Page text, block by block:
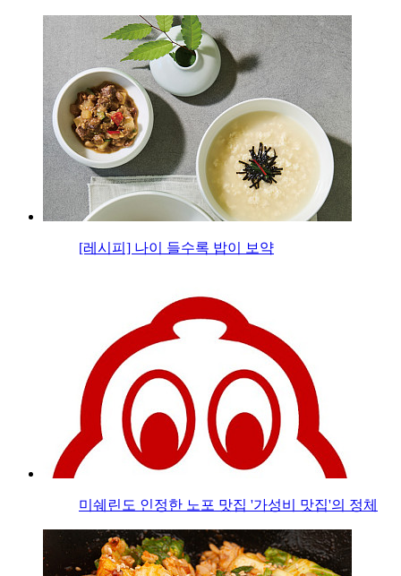
[레시피] 나이 들수록 밥이 보약
미쉐린도 인정한 노포 맛집 '가성비 맛집'의 정체